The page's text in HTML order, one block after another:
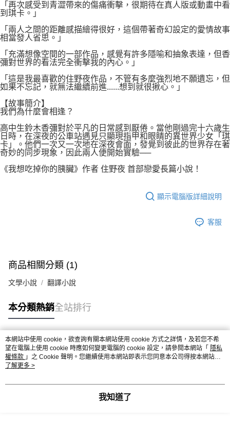
「再次感受到青澀帶來的傷痛衝擊，很期待在真人版或動畫中看
到琪卡。」
「兩人之間的距離感描繪得很好，這個帶著奇幻設定的愛情故事
相當發人省思。」
「充滿想像空間的一部作品，感覺有許多隱喻和抽象表達，但香
彌對世界的看法完全衝擊我的內心。」
「這是我最喜歡的住野夜作品，不管有多麼強烈地不願遺忘，但
如果不忘記，就無法繼續前進......想到就很揪心。」
【故事簡介】
我們為什麼會相逢？
高中生鈴木香彌對於平凡的日常感到厭倦。當他剛過完十六歲生
日時，在深夜的公車站遇見只顯現指甲和眼睛的異世界少女「琪
卡」。他們一次又一次地在深夜會面，發覺到彼此的世界存在著
奇妙的同步現象，因此兩人便開始實驗──
《我想吃掉你的胰臟》作者 住野夜 首部戀愛長篇小說！
顯示電腦版詳細說明
客服
商品相關分類 (1)
文學小說 翻譯小說
本分類熱銷全站排行
熱門標籤
本網站中使用 cookie，欲查詢有關本網站使用 cookie 方式之詳情，及若您不希
望在電腦上使用 cookie 時應如何變更電腦的 cookie 設定，請參閱本網站「 隱私
權條款 」之 Cookie 聲明。您繼續使用本網站即表示您同意本公司得按本網站使
用條款之 Cookie 聲明使用 cookie。
了解更多 >
我知道了